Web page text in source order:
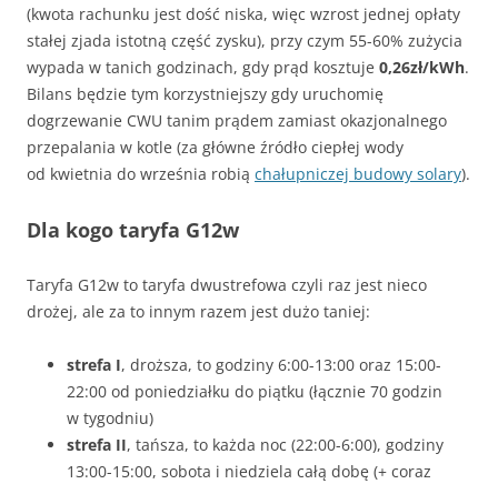
(kwota rachunku jest dość niska, więc wzrost jednej opłaty
stałej zjada istotną część zysku), przy czym 55-60% zużycia
wypada w tanich godzinach, gdy prąd kosztuje 0,26zł/kWh.
Bilans będzie tym korzystniejszy gdy uruchomię
dogrzewanie CWU tanim prądem zamiast okazjonalnego
przepalania w kotle (za główne źródło ciepłej wody
od kwietnia do września robią chałupniczej budowy solary).
Dla kogo taryfa G12w
Taryfa G12w to taryfa dwustrefowa czyli raz jest nieco
drożej, ale za to innym razem jest dużo taniej:
strefa I, droższa, to godziny 6:00-13:00 oraz 15:00-
22:00 od poniedziałku do piątku (łącznie 70 godzin
w tygodniu)
strefa II, tańsza, to każda noc (22:00-6:00), godziny
13:00-15:00, sobota i niedziela całą dobę (+ coraz